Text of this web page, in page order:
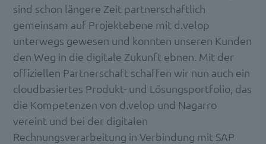
sind schon längere Zeit partnerschaftlich
gemeinsam auf Projektebene mit d.velop
unterwegs gewesen und konnten unseren Kunden
den Weg in die digitale Zukunft ebnen. Mit der
offiziellen Partnerschaft schaffen wir nun auch ein
cloudbasiertes Produkt- und Lösungsportfolio, das
die Kompetenzen von d.velop und Nagarro
vereint und bei der digitalen
Rechnungsverarbeitung in Verbindung mit SAP